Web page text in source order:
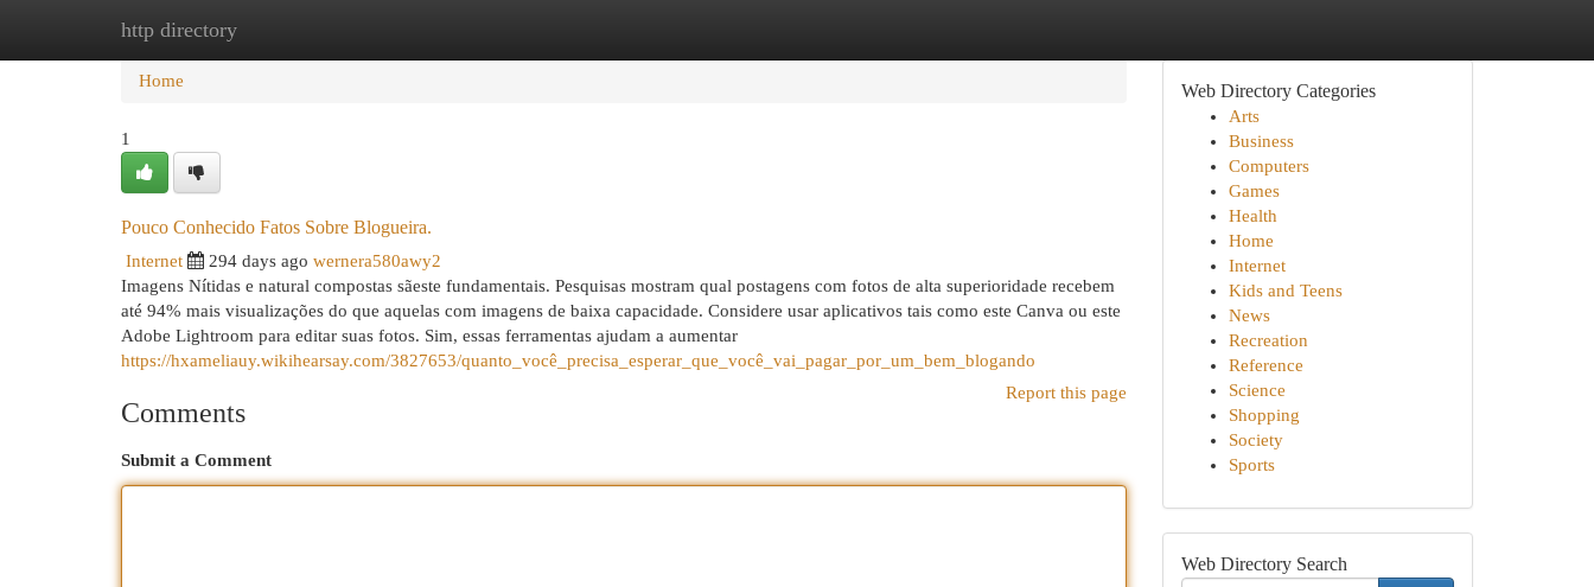
http directory
Home
Home
1
Pouco Conhecido Fatos Sobre Blogueira.
Internet 294 days ago wernera580awy2
Imagens Nítidas e natural compostas sãeste fundamentais. Pesquisas mostram qual postagens com fotos de alta superioridade recebem
até 94% mais visualizações do que aquelas com imagens de baixa capacidade. Considere usar aplicativos tais como este Canva ou este
Adobe Lightroom para editar suas fotos. Sim, essas ferramentas ajudam a aumentar
https://hxameliauy.wikihearsay.com/3827653/quanto_você_precisa_esperar_que_você_vai_pagar_por_um_bem_blogando
Report this page
Comments
Submit a Comment
Web Directory Categories
Arts
Business
Computers
Games
Health
Home
Internet
Kids and Teens
News
Recreation
Reference
Science
Shopping
Society
Sports
Web Directory Search